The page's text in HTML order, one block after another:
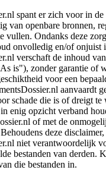
spant er zich voor in
van openbare bronnen,
vullen. Ondanks deze
onvolledig en/of onjuist
verschaft de inhoud
is"), zonder garantie of
voor een
aanvaardt
schade die is of dreigt te
enig opzicht verband
of met de
deze disclaimer,
niet verantwoordelijk
bestanden van derden.
die bestanden in.